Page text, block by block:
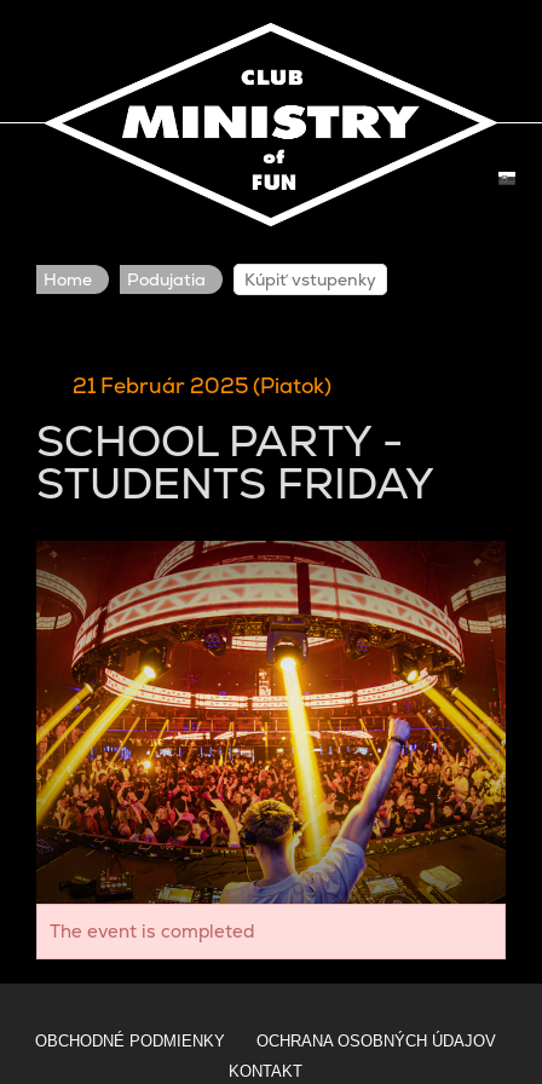
Home Podujatia Kúpiť vstupenky
21 Február 2025 (Piatok)
SCHOOL PARTY -
STUDENTS FRIDAY
The event is completed
OBCHODNÉ PODMIENKY
OCHRANA OSOBNÝCH ÚDAJOV
KONTAKT